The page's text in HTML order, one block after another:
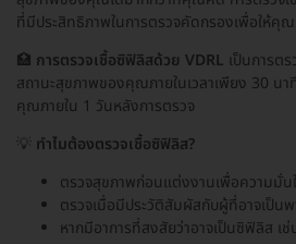
ที่มีประสิทธิภาพในการตรวจคัดกรองเพื่อให้คุ
🏥 การตรวจเชื้อซิฟิลิสด้วย VDRL เป็นการต
สถานะสุขภาพของคุณภายในเวลาเพียง 30 น
คุณภายใน 1 วันหลังการตรวจ
💡 ทำไมต้องตรวจเชื้อซิฟิลิส?
ตรวจสุขภาพก่อนแต่งงานเพื่อความมั่น
ตรวจเมื่อมีประวัติสัมผัสกับผู้ที่อาจเป็นพ
หากมีอาการที่สงสัยว่าอาจเป็นซิฟิลิส